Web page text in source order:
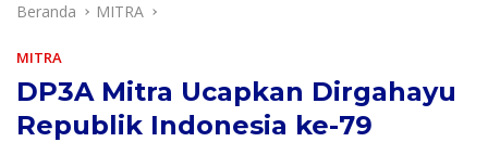
Beranda MITRA
MITRA
DP3A Mitra Ucapkan Dirgahayu
Republik Indonesia ke-79